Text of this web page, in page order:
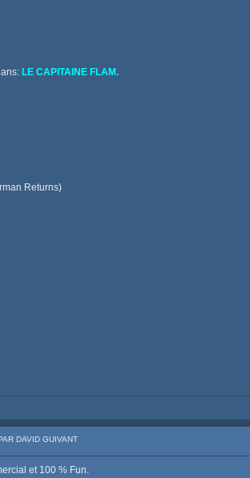
LE CAPITAINE FLAM.
Returns)
DAVID GUIVANT
et 100 % Fun.